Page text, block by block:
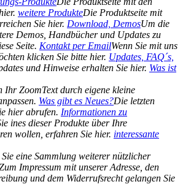
weitere ProdukteDie Produktseite mit
Sie hier. Download, DemosUm die
Demos, Handbücher und Updates zu
Seite. Kontakt per EmailWenn Sie mit uns
klicken Sie bitte hier. Updates, FAQ´s,
und Hinweise erhalten Sie hier. Was ist
Ihr ZoomText durch eigene kleine
Was gibt es Neues?Die letzten
hier abrufen. Informationen zu
ines dieser Produkte über Ihre
wollen, erfahren Sie hier. interessante
eine Sammlung weiterer nützlicher
Impressum mit unserer Adresse, den
und dem Widerrufsrecht gelangen Sie